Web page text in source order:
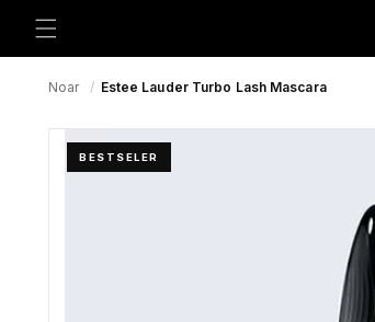
na
sadržaj
Noar / Estee Lauder Turbo Lash Mascara
BESTSELER